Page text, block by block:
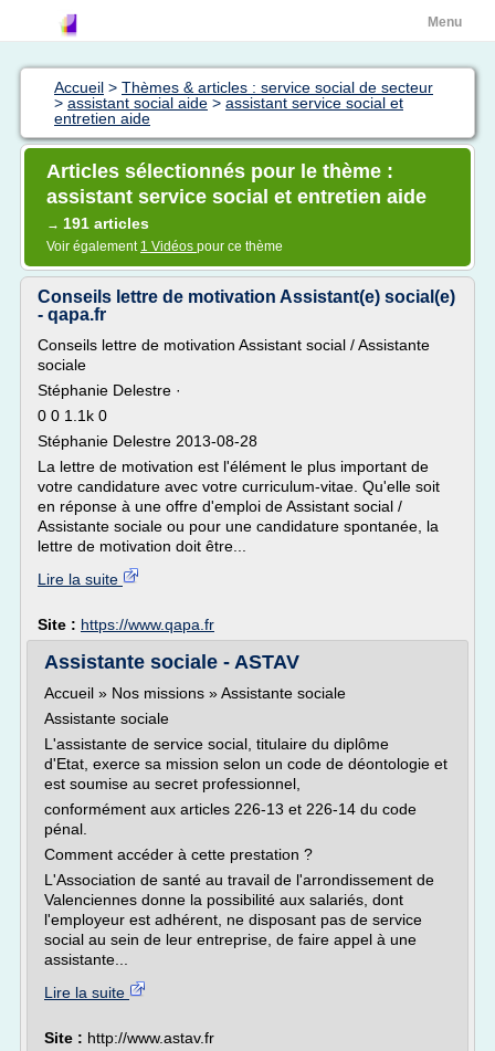
Menu
Accueil > Thèmes & articles : service social de secteur
> assistant social aide > assistant service social et
entretien aide
Articles sélectionnés pour le thème :
assistant service social et entretien aide
→ 191 articles
Voir également 1 Vidéos pour ce thème
Conseils lettre de motivation Assistant(e) social(e)
- qapa.fr
Conseils lettre de motivation Assistant social / Assistante
sociale
Stéphanie Delestre ·
0 0 1.1k 0
Stéphanie Delestre 2013-08-28
La lettre de motivation est l'élément le plus important de
votre candidature avec votre curriculum-vitae. Qu'elle soit
en réponse à une offre d'emploi de Assistant social /
Assistante sociale ou pour une candidature spontanée, la
lettre de motivation doit être...
Lire la suite
Site : https://www.qapa.fr
Assistante sociale - ASTAV
Accueil » Nos missions » Assistante sociale
Assistante sociale
L'assistante de service social, titulaire du diplôme
d'Etat, exerce sa mission selon un code de déontologie et
est soumise au secret professionnel,
conformément aux articles 226-13 et 226-14 du code
pénal.
Comment accéder à cette prestation ?
L'Association de santé au travail de l'arrondissement de
Valenciennes donne la possibilité aux salariés, dont
l'employeur est adhérent, ne disposant pas de service
social au sein de leur entreprise, de faire appel à une
assistante...
Lire la suite
Site : http://www.astav.fr